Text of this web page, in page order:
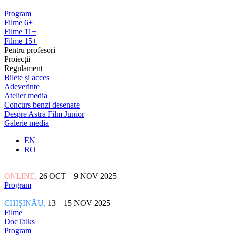
Program
Filme 6+
Filme 11+
Filme 15+
Pentru profesori
Proiecții
Regulament
Bilete și acces
Adeverințe
Atelier media
Concurs benzi desenate
Despre Astra Film Junior
Galerie media
EN
RO
ONLINE, 26 OCT – 9 NOV 2025
Program
CHIȘINĂU, 13 – 15 NOV 2025
Filme
DocTalks
Program